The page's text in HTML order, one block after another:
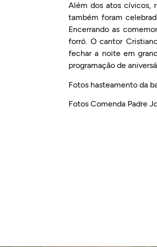
Além dos atos cívicos,
também foram
Encerrando as
forró. O cantor
fechar a noite em
programação de
Fotos hasteamento da
Fotos Comenda Padre